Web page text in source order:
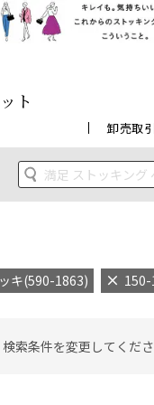
ト
卸売取
キ(590-1863)
索条件を変更してくださ